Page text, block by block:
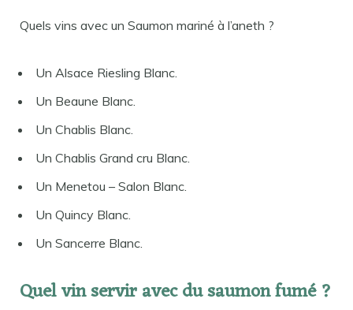
Quels vins avec un Saumon mariné à l’aneth ?
Un Alsace Riesling Blanc.
Un Beaune Blanc.
Un Chablis Blanc.
Un Chablis Grand cru Blanc.
Un Menetou – Salon Blanc.
Un Quincy Blanc.
Un Sancerre Blanc.
Quel vin servir avec du saumon fumé ?